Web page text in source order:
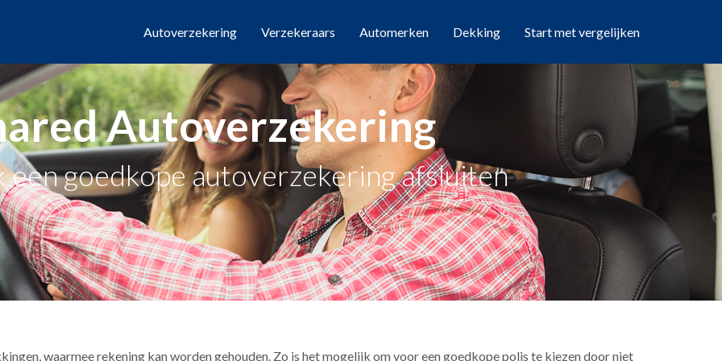
Autoverzekering Verzekeraars Automerken Dekking Start met vergelijken
Autoverzekering
een goedkope autoverzekering afsluiten
waarmee rekening kan worden gehouden. Zo is het mogelijk om voor een goedkope polis te kiezen door niet